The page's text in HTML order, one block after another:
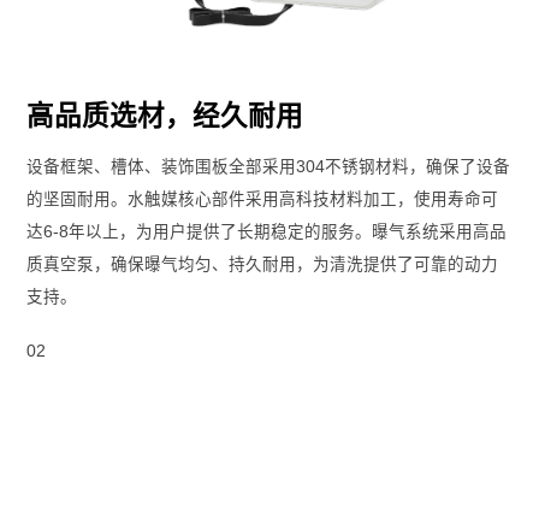
高品质选材，经久耐用
设备框架、槽体、装饰围板全部采用304不锈钢材料，确保了设备
的坚固耐用。水触媒核心部件采用高科技材料加工，使用寿命可
达6-8年以上，为用户提供了长期稳定的服务。曝气系统采用高品
质真空泵，确保曝气均匀、持久耐用，为清洗提供了可靠的动力
支持。
02